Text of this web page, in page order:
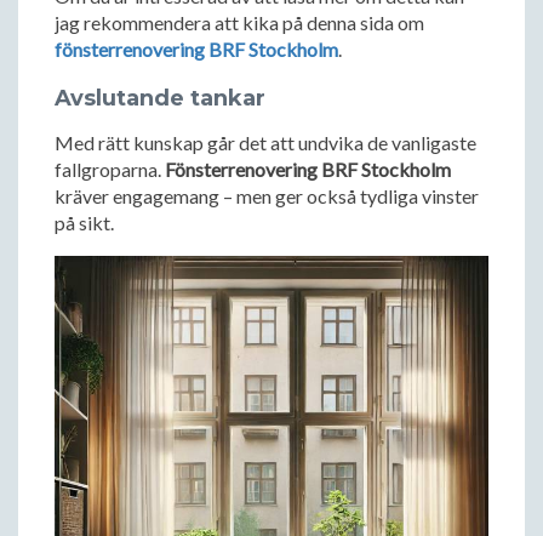
jag rekommendera att kika på denna sida om
fönsterrenovering BRF Stockholm.
Avslutande tankar
Med rätt kunskap går det att undvika de vanligaste
fallgroparna. Fönsterrenovering BRF Stockholm
kräver engagemang – men ger också tydliga vinster
på sikt.